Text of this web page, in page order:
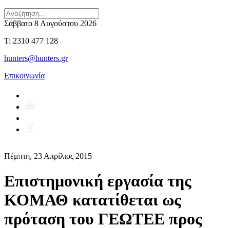
Σάββατο 8 Αυγούστου 2026
T: 2310 477 128
hunters@hunters.gr
Επικοινωνία
Πέμπτη, 23 Απρίλιος 2015
Επιστημονική εργασία της
ΚΟΜΑΘ κατατίθεται ως
πρόταση του ΓΕΩΤΕΕ προς